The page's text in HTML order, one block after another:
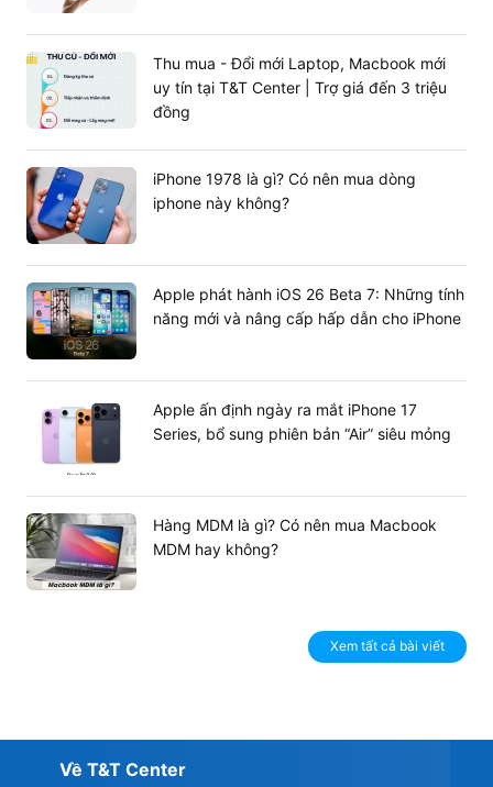
nhập khẩu trực tiếp và phân phối chính ngạch tại Việt
Nam.
Hệ thống công nghệ T&T Center tự hào là đối tác phân
phối dòng card đồ họa AIVISION chính hãng đến tay
người tiêu dùng, đảm bảo đầy đủ quyền lợi bảo hành
chính ngạch của VSP giúp khách hàng hoàn toàn yên
tâm khi sử dụng.
1.2. Phân khúc khách hàng mục tiêu
sinh, các văn phòng doanh nghiệp cần xuất hình độ phân
giải cao (xử lý Word, Excel) hoặc các chủ phòng net nhỏ
muốn tối ưu thời gian hoàn vốn. Sản phẩm không thiết
Thu mua - Đổi mới Laptop, Macbook mới
uy tín tại T&T Center | Trợ giá đến 3 triệu
đồng
iPhone 1978 là gì? Có nên mua dòng
iphone này không?
Apple phát hành iOS 26 Beta 7: Những tính
năng mới và nâng cấp hấp dẫn cho iPhone
Apple ấn định ngày ra mắt iPhone 17
Series, bổ sung phiên bản “Air” siêu mỏng
Hàng MDM là gì? Có nên mua Macbook
MDM hay không?
Xem tất cả bài viết
Về T&T Center